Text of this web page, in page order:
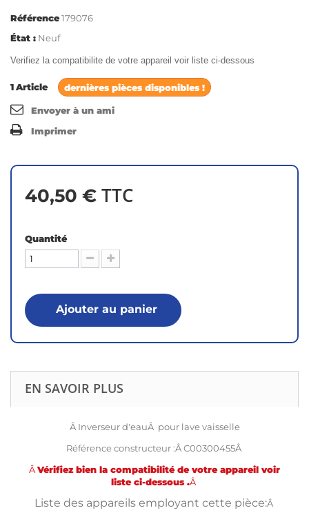
Référence179076
État : Neuf
Verifiez la compatibilite de votre appareil voir liste ci-dessous
1Article dernières pièces disponibles !
Envoyer à un ami
Imprimer
40,50 € TTC
Quantité
Ajouter au panier
EN SAVOIR PLUS
Â Inverseur d'eauÂ pour lave vaisselle
Référence constructeur :Â C00300455Â
ÂVérifiez bien la compatibilité de votre appareil voir
liste ci-dessous .Â
Liste des appareils employant cette pièce:Â